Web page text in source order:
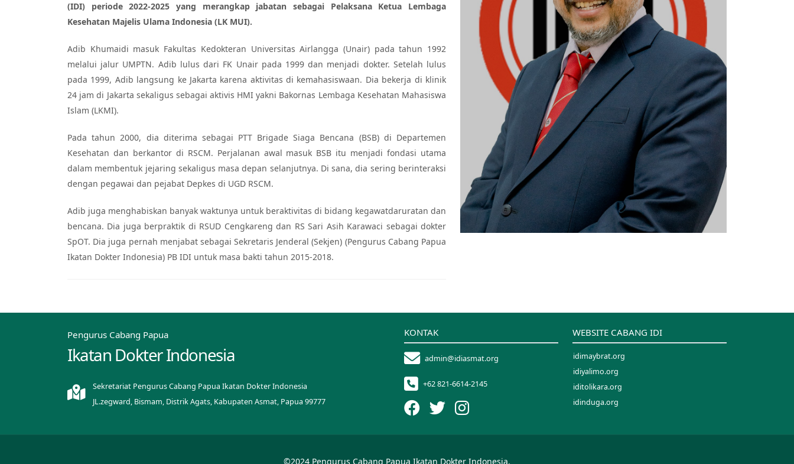
(IDI) periode 2022-2025 yang merangkap jabatan sebagai Pelaksana Ketua Lembaga
Kesehatan Majelis Ulama Indonesia (LK MUI).
Adib Khumaidi masuk Fakultas Kedokteran Universitas Airlangga (Unair) pada tahun 1992
melalui jalur UMPTN. Adib lulus dari FK Unair pada 1999 dan menjadi dokter. Setelah lulus
pada 1999, Adib langsung ke Jakarta karena aktivitas di kemahasiswaan. Dia bekerja di klinik
24 jam di Jakarta sekaligus sebagai aktivis HMI yakni Bakornas Lembaga Kesehatan Mahasiswa
Islam (LKMI).
Pada tahun 2000, dia diterima sebagai PTT Brigade Siaga Bencana (BSB) di Departemen
Kesehatan dan berkantor di RSCM. Perjalanan awal masuk BSB itu menjadi fondasi utama
dalam membentuk jejaring sekaligus masa depan selanjutnya. Di sana, dia sering berinteraksi
dengan pegawai dan pejabat Depkes di UGD RSCM.
Adib juga menghabiskan banyak waktunya untuk beraktivitas di bidang kegawatdaruratan dan
bencana. Dia juga berpraktik di RSUD Cengkareng dan RS Sari Asih Karawaci sebagai dokter
SpOT. Dia juga pernah menjabat sebagai Sekretaris Jenderal (Sekjen) (Pengurus Cabang Papua
Ikatan Dokter Indonesia) PB IDI untuk masa bakti tahun 2015-2018.
Pengurus Cabang Papua
Ikatan Dokter Indonesia
Sekretariat Pengurus Cabang Papua Ikatan Dokter Indonesia
JL.zegward, Bismam, Distrik Agats, Kabupaten Asmat, Papua 99777
KONTAK
admin@idiasmat.org
+62 821-6614-2145
WEBSITE CABANG IDI
idimaybrat.org
idiyalimo.org
iditolikara.org
idinduga.org
©2024 Pengurus Cabang Papua Ikatan Dokter Indonesia.